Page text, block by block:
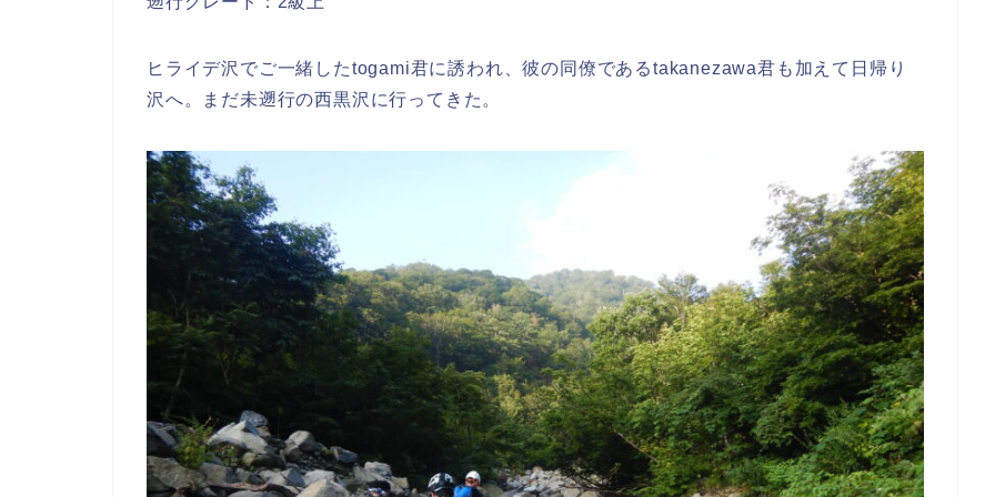
ヒライデ沢でご一緒したtogami君に誘われ、彼の同僚であるtakanezawa君も加えて日帰り
沢へ。まだ未遡行の西黒沢に行ってきた。